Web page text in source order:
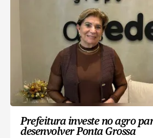
Prefeitura investe no agro
desenvolver Ponta Grossa